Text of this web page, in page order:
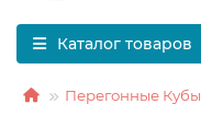
Каталог товаров
Перегонные Кубы